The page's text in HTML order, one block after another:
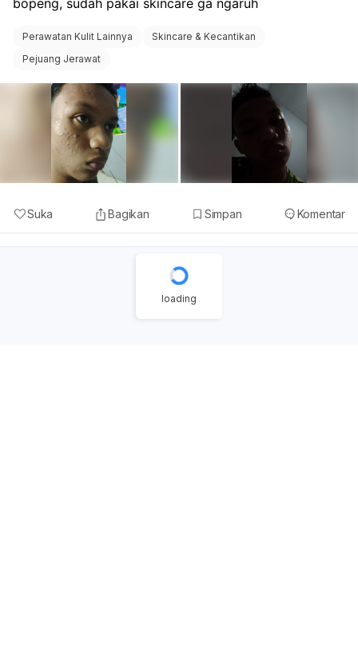
bopeng, sudah pakai skincare ga ngaruh
Perawatan Kulit Lainnya
Skincare & Kecantikan
Pejuang Jerawat
Suka Bagikan Simpan Komentar
loading